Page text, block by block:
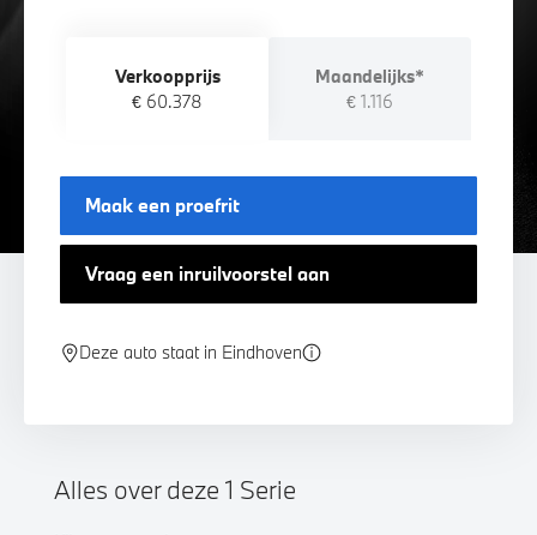
Verkoopprijs
€ 60.378
Maandelijks*
€ 1.116
Maak een proefrit
Vraag een inruilvoorstel aan
Deze auto staat in Eindhoven
Alles over deze 1 Serie